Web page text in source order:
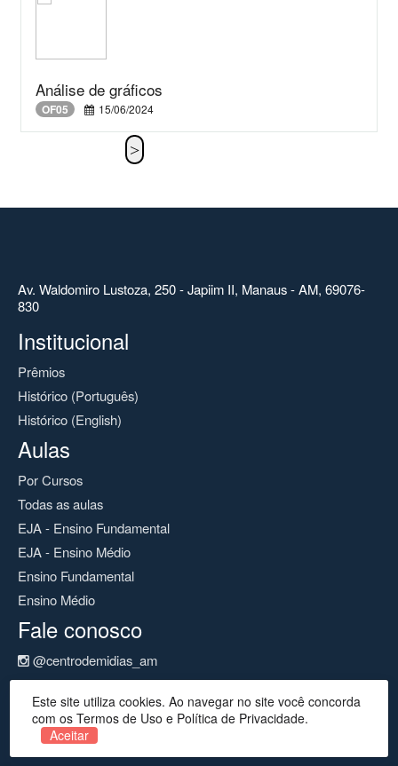
Análise de gráficos
OF05 15/06/2024
Av. Waldomiro Lustoza, 250 - Japiim II, Manaus - AM, 69076-
830
Institucional
Prêmios
Histórico (Português)
Histórico (English)
Aulas
Por Cursos
Todas as aulas
EJA - Ensino Fundamental
EJA - Ensino Médio
Ensino Fundamental
Ensino Médio
Fale conosco
@centrodemidias_am
@centrodemidias
cemeam@seduc.net
Este site utiliza cookies. Ao navegar no site você concorda
com os Termos de Uso e Política de Privacidade.
Aceitar